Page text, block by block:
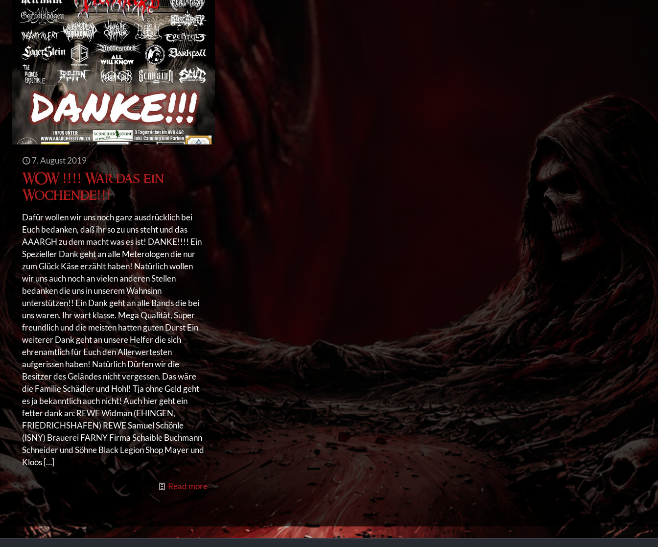
7. August 2019
WOW !!!! War das ein
Wochende!!!
Dafür wollen wir uns noch ganz ausdrücklich bei
Euch bedanken, daß ihr so zu uns steht und das
AAARGH zu dem macht was es ist! DANKE!!!! Ein
Spezieller Dank geht an alle Meterologen die nur
zum Glück Käse erzählt haben! Natürlich wollen
wir uns auch noch an vielen anderen Stellen
bedanken die uns in unserem Wahnsinn
unterstützen!! Ein Dank geht an alle Bands die bei
uns waren. Ihr wart klasse. Mega Qualität, Super
freundlich und die meisten hatten guten Durst Ein
weiterer Dank geht an unsere Helfer die sich
ehrenamtlich für Euch den Allerwertesten
aufgerissen haben! Natürlich Dürfen wir die
Besitzer des Geländes nicht vergessen. Das wäre
die Familie Schädler und Hohl! Tja ohne Geld geht
es ja bekanntlich auch nicht! Auch hier geht ein
fetter dank an: REWE Widman (EHINGEN,
FRIEDRICHSHAFEN) REWE Samuel Schönle
(ISNY) Brauerei FARNY Firma Schaible Buchmann
Schneider und Söhne Black Legion Shop Mayer und
Kloos[…]
Read more